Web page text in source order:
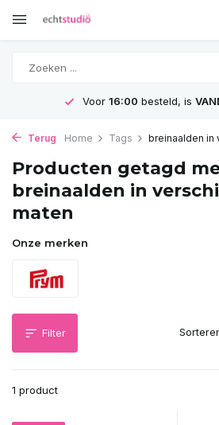
Voor 16:00 besteld, is
Terug Home Tags breinaalden in
Producten getagd
breinaalden in
maten
Onze merken
Filter
1 product